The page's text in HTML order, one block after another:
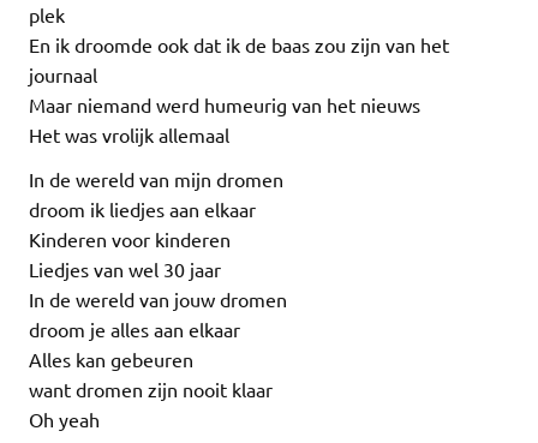
plek
En ik droomde ook dat ik de baas zou zijn van het
journaal
Maar niemand werd humeurig van het nieuws
Het was vrolijk allemaal
In de wereld van mijn dromen
droom ik liedjes aan elkaar
Kinderen voor kinderen
Liedjes van wel 30 jaar
In de wereld van jouw dromen
droom je alles aan elkaar
Alles kan gebeuren
want dromen zijn nooit klaar
Oh yeah